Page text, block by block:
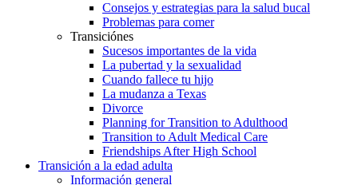
Consejos y estrategias para la salud bucal
Problemas para comer
Transiciónes
Sucesos importantes de la vida
La pubertad y la sexualidad
Cuando fallece tu hijo
La mudanza a Texas
Divorce
Planning for Transition to Adulthood
Transition to Adult Medical Care
Friendships After High School
Transición a la edad adulta
Información general